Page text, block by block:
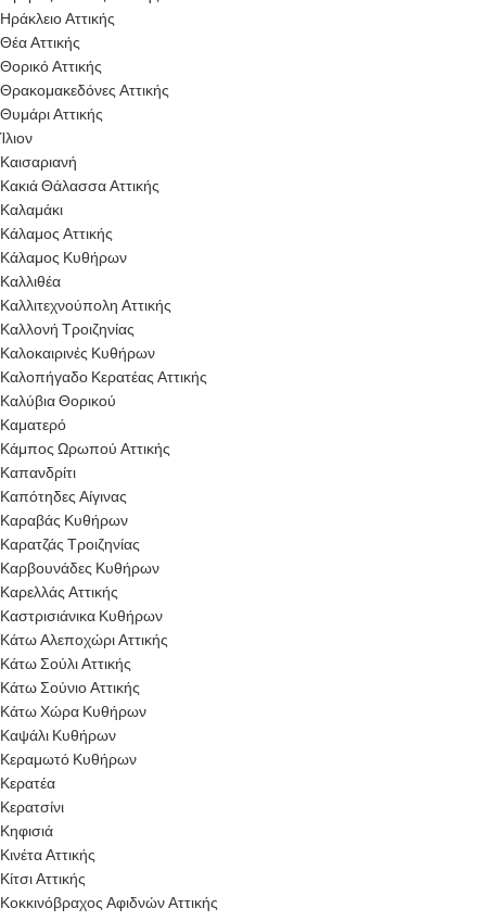
Ηράκλειο Αττικής
Θέα Αττικής
Θορικό Αττικής
Θρακομακεδόνες Αττικής
Θυμάρι Αττικής
Ίλιον
Καισαριανή
Κακιά Θάλασσα Αττικής
Καλαμάκι
Κάλαμος Αττικής
Κάλαμος Κυθήρων
Καλλιθέα
Καλλιτεχνούπολη Αττικής
Καλλονή Τροιζηνίας
Καλοκαιρινές Κυθήρων
Καλοπήγαδο Κερατέας Αττικής
Καλύβια Θορικού
Καματερό
Κάμπος Ωρωπού Αττικής
Καπανδρίτι
Καπότηδες Αίγινας
Καραβάς Κυθήρων
Καρατζάς Τροιζηνίας
Καρβουνάδες Κυθήρων
Καρελλάς Αττικής
Καστρισιάνικα Κυθήρων
Κάτω Αλεποχώρι Αττικής
Κάτω Σούλι Αττικής
Κάτω Σούνιο Αττικής
Κάτω Χώρα Κυθήρων
Καψάλι Κυθήρων
Κεραμωτό Κυθήρων
Κερατέα
Κερατσίνι
Κηφισιά
Κινέτα Αττικής
Κίτσι Αττικής
Κοκκινόβραχος Αφιδνών Αττικής